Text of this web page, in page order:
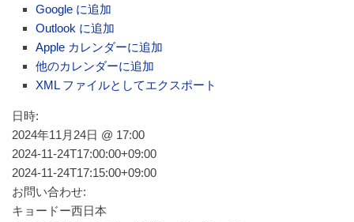
Google に追加
Outlook に追加
Apple カレンダーに追加
他のカレンダーに追加
XML ファイルとしてエクスポート
日時:
2024年11月24日 @ 17:00
2024-11-24T17:00:00+09:00
2024-11-24T17:15:00+09:00
お問い合わせ:
キョードー西日本